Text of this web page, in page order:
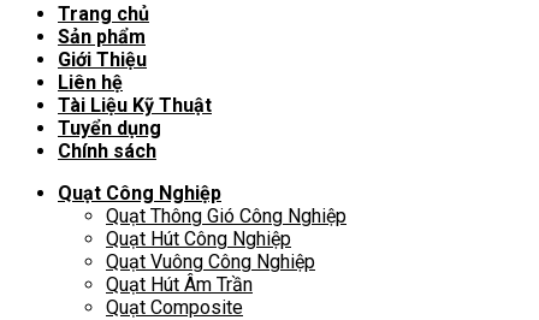
Trang chủ
Sản phẩm
Giới Thiệu
Liên hệ
Tài Liệu Kỹ Thuật
Tuyển dụng
Chính sách
Quạt Công Nghiệp
Quạt Thông Gió Công Nghiệp
Quạt Hút Công Nghiệp
Quạt Vuông Công Nghiệp
Quạt Hút Âm Trần
Quạt Composite